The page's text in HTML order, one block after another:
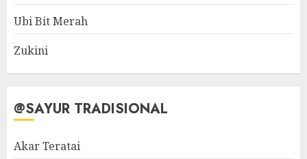
Ubi Bit Merah
Zukini
@SAYUR TRADISIONAL
Akar Teratai